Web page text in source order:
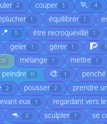
2 couper 3 🏃 4
1 équilibrer 1
📍 5 être recroquevillé 1
geler 1 gérer 1 🧗 1
35 mélange 1 mettre 1
peindre 11 🎨 1 penché
2 pousser 2 prendre
eux 1 regardant vers
🦘 2 sculpter 1 se